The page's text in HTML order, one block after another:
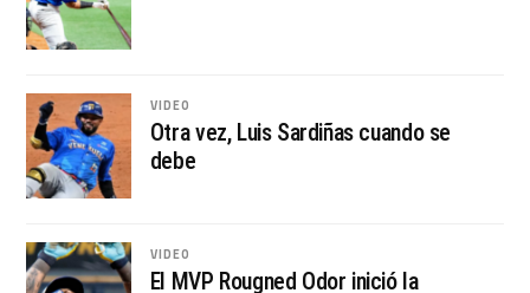
VIDEO
Otra vez, Luis Sardiñas cuando se
debe
VIDEO
El MVP Rougned Odor inició la